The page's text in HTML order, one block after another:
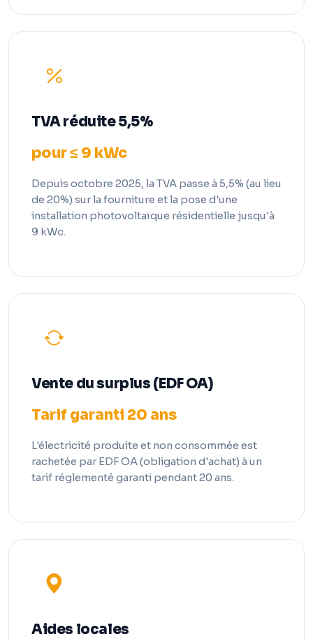
TVA réduite 5,5%
pour ≤ 9 kWc
Depuis octobre 2025, la TVA passe à 5,5% (au lieu
de 20%) sur la fourniture et la pose d'une
installation photovoltaïque résidentielle jusqu'à
9 kWc.
Vente du surplus (EDF OA)
Tarif garanti 20 ans
L'électricité produite et non consommée est
rachetée par EDF OA (obligation d'achat) à un
tarif réglementé garanti pendant 20 ans.
Aides locales